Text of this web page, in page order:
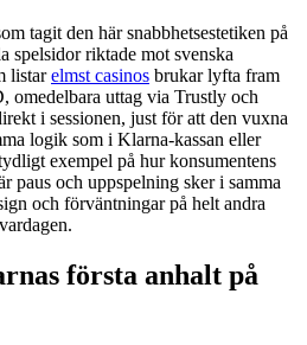
tagit den här snabbhetsestetiken på
spelsidor riktade mot svenska
listarelmst casinos brukar lyfta fram
omedelbara uttag via Trustly och
i sessionen, just för att den vuxna
logik som i Klarna-kassan eller
exempel på hur konsumentens
paus och uppspelning sker i samma
och förväntningar på helt andra
första anhalt på